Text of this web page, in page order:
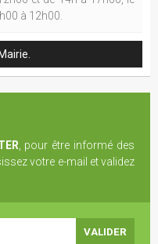
à 12h00.
, pour être informé des
votre e-mail et validez